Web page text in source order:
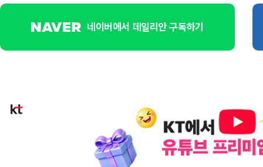
네이버에서 데일리안 구독하기